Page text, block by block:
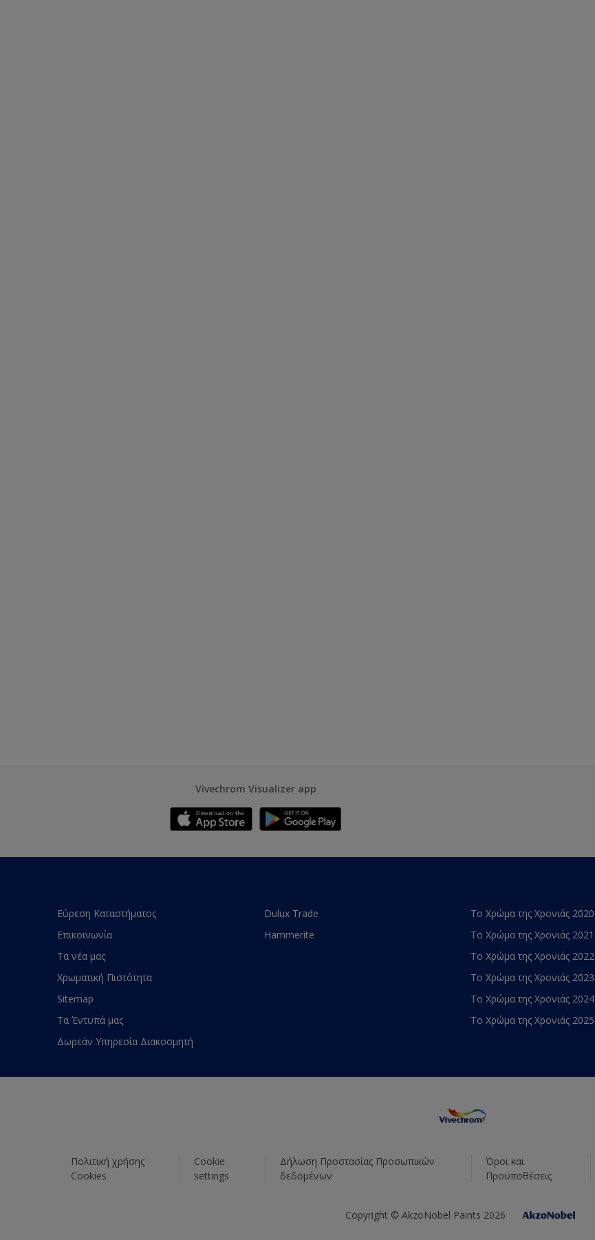
Vivechrom Visualizer app
Εύρεση Καταστήματος
Επικοινωνία
Τα νέα μας
Χρωματική Πιστότητα
Sitemap
Τα Έντυπά μας
Δωρεάν Υπηρεσία Διακοσμητή
Dulux Trade
Hammerite
Το Χρώμα της Χρονιάς 2020
Το Χρώμα της Χρονιάς 2021
Το Χρώμα της Χρονιάς 2022
Το Χρώμα της Χρονιάς 2023
Το Χρώμα της Χρονιάς 2024
Το Χρώμα της Χρονιάς 2025
Πολιτική χρήσης
Cookies
Cookie
settings
Δήλωση Προστασίας Προσωπικών
δεδομένων
Όροι και
Προϋποθέσεις
Copyright © AkzoNobel Paints 2026